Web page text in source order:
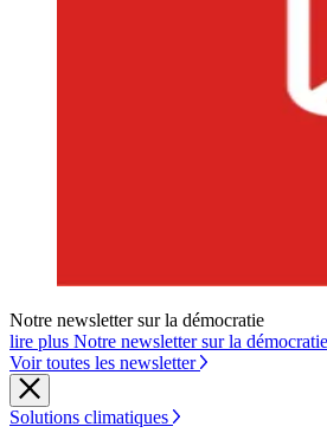
Notre newsletter sur la démocratie
lire plus Notre newsletter sur la démocratie
Voir toutes les newsletter
Solutions climatiques